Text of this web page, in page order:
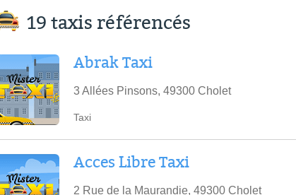
19 taxis référencés
Abrak Taxi
3 Allées Pinsons, 49300 Cholet
Taxi
Acces Libre Taxi
2 Rue de la Maurandie, 49300 Cholet